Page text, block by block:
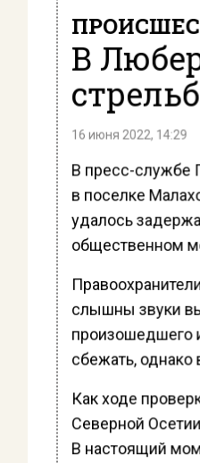
В
16 июня 2022, 14:29
В пресс-службе
в поселке
удалось
общественном
слышны звуки
произошедшего
сбежать,
Как ходе
Северной
В настоящий